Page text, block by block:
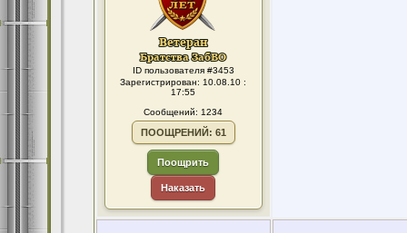
ID пользователя #3453
Зарегистрирован: 10.08.10 :
17:55
Сообщений: 1234
ПООЩРЕНИЙ: 61
Поощрить
Наказать